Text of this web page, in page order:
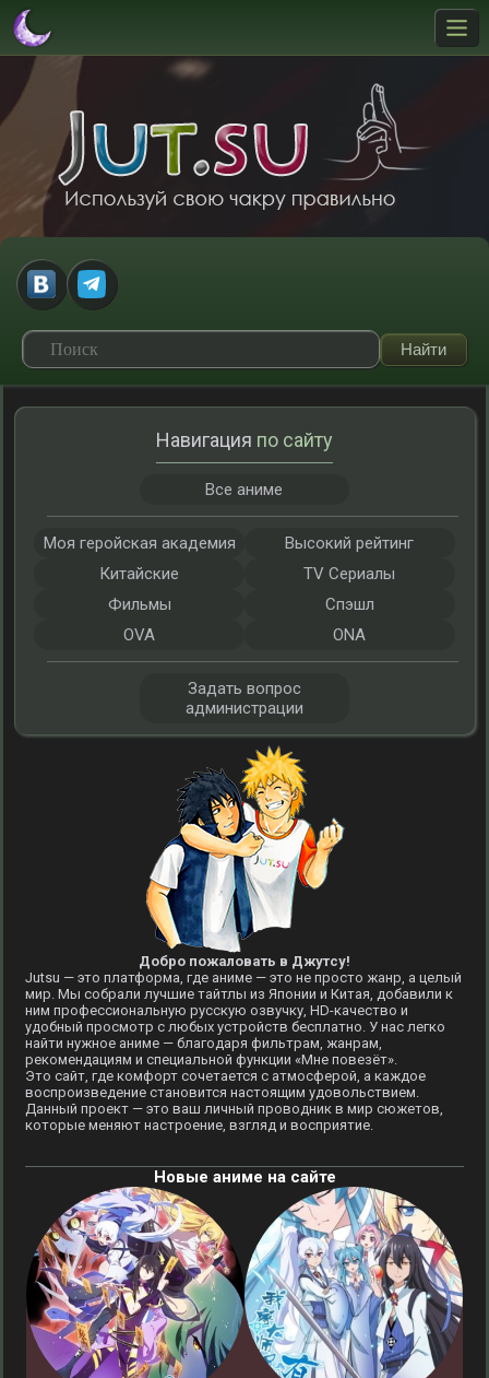
Добро пожаловать в Джутсу!
Jutsu — это платформа, где аниме — это не просто жанр, а целый
мир. Мы собрали лучшие тайтлы из Японии и Китая, добавили к
ним профессиональную русскую озвучку, HD-качество и
удобный просмотр с любых устройств бесплатно. У нас легко
найти нужное аниме — благодаря фильтрам, жанрам,
рекомендациям и специальной функции «Мне повезёт».
Это сайт, где комфорт сочетается с атмосферой, а каждое
воспроизведение становится настоящим удовольствием.
Данный проект — это ваш личный проводник в мир сюжетов,
которые меняют настроение, взгляд и восприятие.
Новые аниме на сайте
Навигация по сайту
Все аниме
Моя геройская академия
Высокий рейтинг
Китайские
TV Сериалы
Фильмы
Спэшл
OVA
ONA
Задать вопрос
администрации